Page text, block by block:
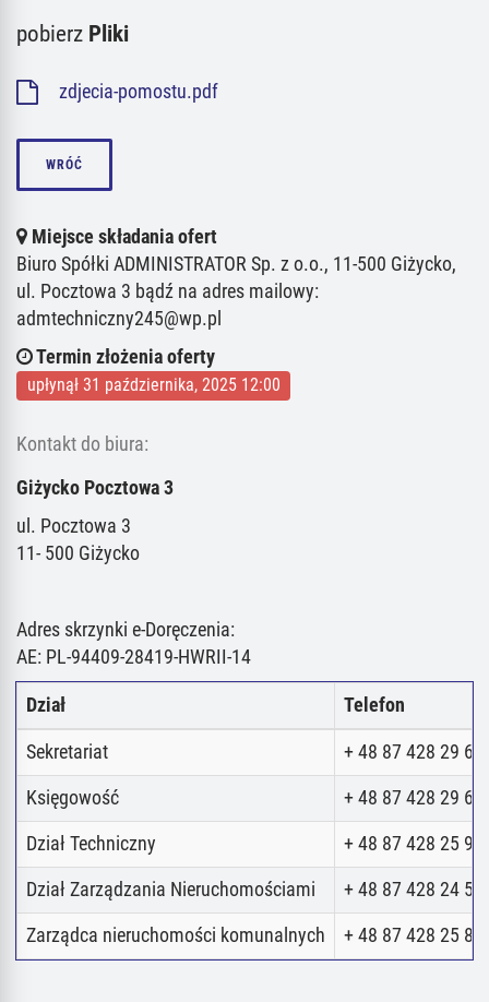
pobierz Pliki
zdjecia-pomostu.pdf
WRÓĆ
Miejsce składania ofert
Biuro Spółki ADMINISTRATOR Sp. z o.o., 11-500 Giżycko,
ul. Pocztowa 3 bądź na adres mailowy:
admtechniczny245@wp.pl
Termin złożenia oferty
upłynął 31 października, 2025 12:00
Kontakt do biura:
Giżycko Pocztowa 3
ul. Pocztowa 3
11- 500 Giżycko
Adres skrzynki e-Doręczenia:
AE: PL-94409-28419-HWRII-14
Dział Telefon
Sekretariat + 48 87 428 29 62
Księgowość + 48 87 428 29 62
Dział Techniczny + 48 87 428 25 98
Dział Zarządzania Nieruchomościami + 48 87 428 24 52
Zarządca nieruchomości komunalnych + 48 87 428 25 80